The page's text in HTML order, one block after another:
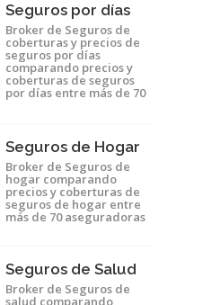
Seguros por días
Broker de Seguros de
coberturas y precios de
seguros por días
comparando precios y
coberturas de seguros
por días entre más de 70
Seguros de Hogar
Broker de Seguros de
hogar comparando
precios y coberturas de
seguros de hogar entre
más de 70 aseguradoras
Seguros de Salud
Broker de Seguros de
salud comparando